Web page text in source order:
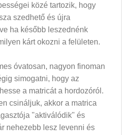
közé tartozik, hogy
szedhető és újra
ha később leszednénk
kárt okozni a felületen.
óvatosan, nagyon finoman
simogatni, hogy az
a matricát a hordozóról.
csináljuk, akkor a matrica
"aktiválódik" és
nehezebb lesz levenni és